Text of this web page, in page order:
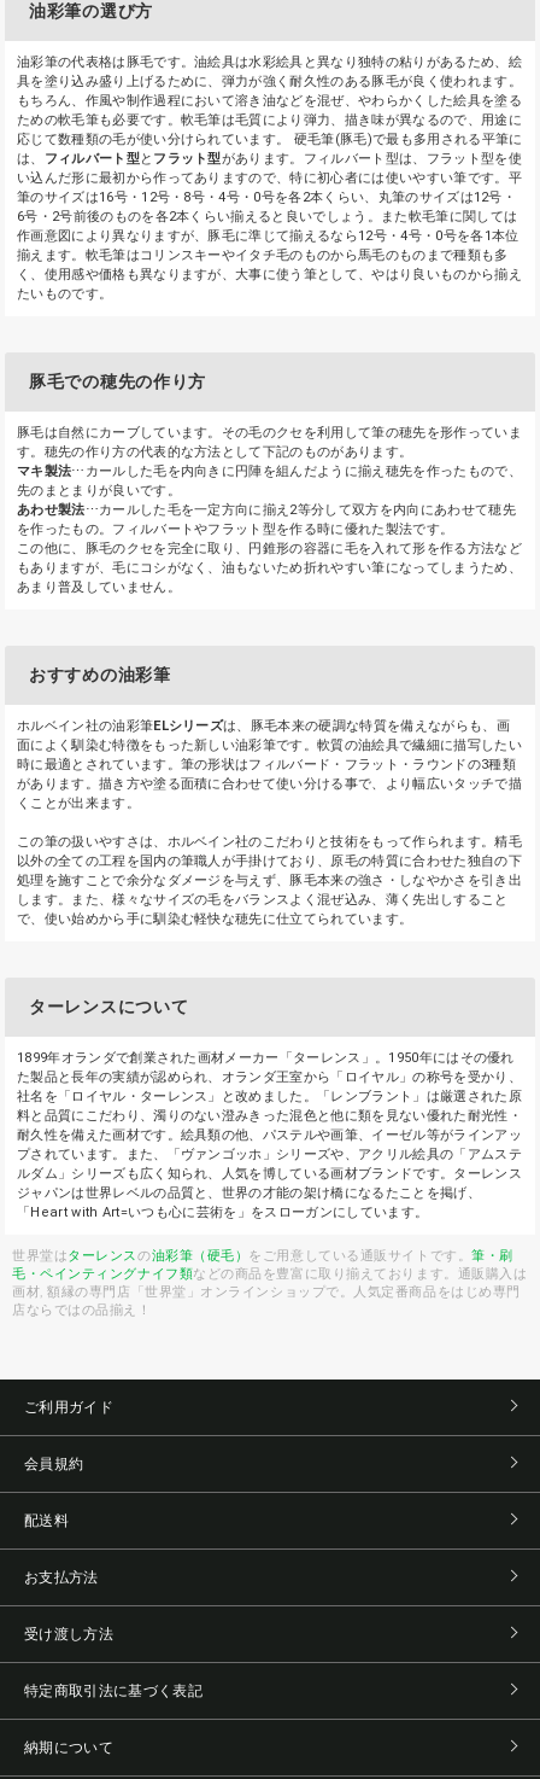
油彩筆の選び方
油彩筆の代表格は豚毛です。油絵具は水彩絵具と異なり独特の粘りがあるため、絵
具を塗り込み盛り上げるために、弾力が強く耐久性のある豚毛が良く使われます。
もちろん、作風や制作過程において溶き油などを混ぜ、やわらかくした絵具を塗る
ための軟毛筆も必要です。軟毛筆は毛質により弾力、描き味が異なるので、用途に
応じて数種類の毛が使い分けられています。 硬毛筆(豚毛)で最も多用される平筆に
は、
フィルバート型と フラット型があります。フィルバート型は、フラット型を使
い込んだ形に最初から作ってありますので、特に初心者には使いやすい筆です。平
筆のサイズは16号・12号・8号・4号・0号を各2本くらい、丸筆のサイズは12号・
6号・2号前後のものを各2本くらい揃えると良いでしょう。また軟毛筆に関しては
作画意図により異なりますが、豚毛に準じて揃えるなら12号・4号・0号を各1本位
揃えます。軟毛筆はコリンスキーやイタチ毛のものから馬毛のものまで種類も多
く、使用感や価格も異なりますが、大事に使う筆として、やはり良いものから揃え
たいものです。
豚毛での穂先の作り方
豚毛は自然にカーブしています。その毛のクセを利用して筆の穂先を形作っていま
す。穂先の作り方の代表的な方法として下記のものがあります。
マキ製法⋯カールした毛を内向きに円陣を組んだように揃え穂先を作ったもので、
先のまとまりが良いです。
あわせ製法⋯カールした毛を一定方向に揃え2等分して双方を内向にあわせて穂先
を作ったもの。フィルバートやフラット型を作る時に優れた製法です。
この他に、豚毛のクセを完全に取り、円錐形の容器に毛を入れて形を作る方法など
もありますが、毛にコシがなく、油もないため折れやすい筆になってしまうため、
あまり普及していません。
おすすめの油彩筆
ホルベイン社の油彩筆ELシリーズは、豚毛本来の硬調な特質を備えながらも、画
面によく馴染む特徴をもった新しい油彩筆です。軟質の油絵具で繊細に描写したい
時に最適とされています。筆の形状はフィルバード・フラット・ラウンドの3種類
があります。描き方や塗る面積に合わせて使い分ける事で、より幅広いタッチで描
くことが出来ます。
この筆の扱いやすさは、ホルベイン社のこだわりと技術をもって作られます。精毛
以外の全ての工程を国内の筆職人が手掛けており、原毛の特質に合わせた独自の下
処理を施すことで余分なダメージを与えず、豚毛本来の強さ・しなやかさを引き出
します。また、様々なサイズの毛をバランスよく混ぜ込み、薄く先出しすること
で、使い始めから手に馴染む軽快な穂先に仕立てられています。
ターレンスについて
1899年オランダで創業された画材メーカー「ターレンス」。1950年にはその優れ
た製品と長年の実績が認められ、オランダ王室から「ロイヤル」の称号を受かり、
社名を「ロイヤル・ターレンス」と改めました。「レンブラント」は厳選された原
料と品質にこだわり、濁りのない澄みきった混色と他に類を見ない優れた耐光性・
耐久性を備えた画材です。絵具類の他、パステルや画筆、イーゼル等がラインアッ
プされています。また、「ヴァンゴッホ」シリーズや、アクリル絵具の「アムステ
ルダム」シリーズも広く知られ、人気を博している画材ブランドです。ターレンス
ジャパンは世界レベルの品質と、世界の才能の架け橋になるたことを掲げ、
「Heart with Art=いつも心に芸術を」をスローガンにしています。
世界堂はターレンスの油彩筆（硬毛） をご用意している通販サイトです。筆・刷
毛・ペインティングナイフ類などの商品を豊富に取り揃えております。通販購入は
画材, 額縁の専門店「世界堂」オンラインショップで。人気定番商品をはじめ専門
店ならではの品揃え！
ご利用ガイド
会員規約
配送料
お支払方法
受け渡し方法
特定商取引法に基づく表記
納期について